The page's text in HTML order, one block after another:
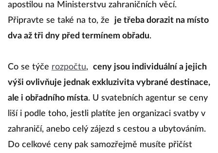
apostilou na Ministerstvu zahraničních věcí.
Připravte se také na to, že
je třeba dorazit na místo
dva až tři dny před termínem obřadu.
Co se týče rozpočtu, ceny jsou individuální a jejich
výši ovlivňuje jednak exkluzivita vybrané destinace,
ale i obřadního místa. U svatebních agentur se ceny
liší i podle toho, jestli platíte jen organizaci svatby v
zahraničí, anebo celý zájezd s cestou a ubytováním.
Do celkové ceny pak samozřejmě musíte přičíst